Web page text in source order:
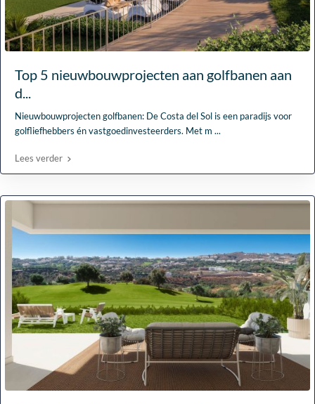
Top 5 nieuwbouwprojecten aan golfbanen aan
d...
Nieuwbouwprojecten golfbanen: De Costa del Sol is een paradijs voor
golfliefhebbers én vastgoedinvesteerders. Met m...
Lees verder